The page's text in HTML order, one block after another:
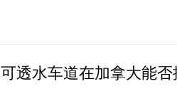
可透水车道在加拿大能